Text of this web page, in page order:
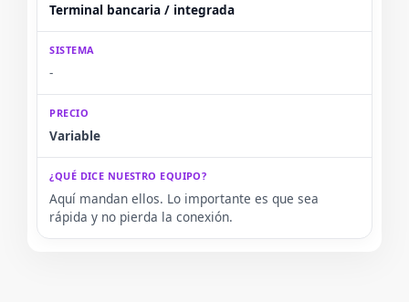
Terminal bancaria / integrada
-
Variable
Aquí mandan ellos. Lo importante es que sea
rápida y no pierda la conexión.